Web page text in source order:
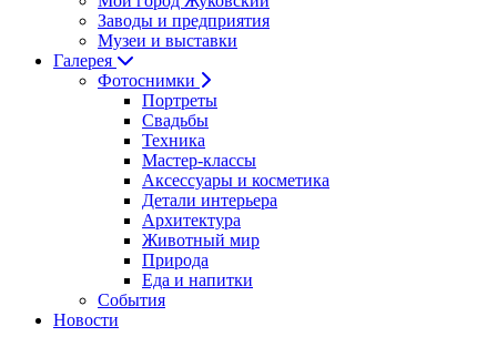
Заводы и предприятия
Музеи и выставки
Галерея
Фотоснимки
Портреты
Свадьбы
Техника
Мастер-классы
Аксессуары и косметика
Детали интерьера
Архитектура
Животный мир
Природа
Еда и напитки
События
Новости